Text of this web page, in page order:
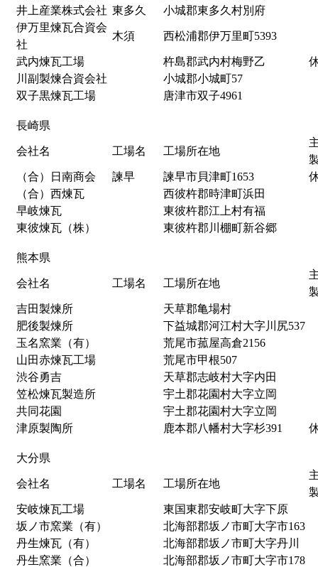
井上産業株式会社 東多久
小城郡東多久村別府
伊万里煉瓦合資会
社
木須 西松浦郡伊万里町5393
武内煉瓦工場 杵島郡武内村梅野乙
川副製煉合資会社
小城郡小城町57
双子黒煉瓦工場
唐津市双子4961
長崎県
会社名 工場名 工場所在地
（合）日南商会
諫早 諫早市貝津町1653
（合）西煉瓦
西彼杵郡時津町浜田
早岐煉瓦
東彼杵郡江上村有福
東彼煉瓦（株）
東彼杵郡川棚町新谷郷
熊本県
会社名 工場名 工場所在地
吉田製煉所
天草郡亀場村
肥後製煉所
下益城郡河江村大字川尻537
玉名窯業（有）
荒尾市菰屋高倉2156
山田赤煉瓦工場
荒尾市甲根507
渋谷勇吉
天草郡志岐村大字内田
笠松煉瓦製造所
宇土郡花園村大字立岡
共同花園
宇土郡花園村大字立岡
津原製陶所
鹿本郡八幡村大字杉391
大分県
会社名 工場名 工場所在地
安岐煉瓦工場
東国東郡安岐町大字下原
坂ノ市窯業（有）
北海部郡坂ノ市町大字市163
丹生煉瓦（有）
北海部郡坂ノ市町大字丹川
丹生窯業（合）
北海部郡坂ノ市町大字市178